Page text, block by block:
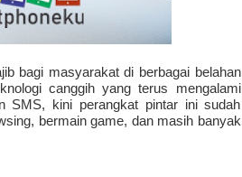
bagi masyarakat di berbagai belahan
canggih yang terus mengalami
SMS, kini perangkat pintar ini sudah
bermain game, dan masih banyak